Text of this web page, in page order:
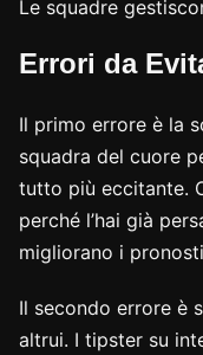
Le squadre
Errori da
Il primo errore è la
squadra del cuore
tutto più eccitante.
perché l’hai già
migliorano i
Il secondo errore è
altrui. I tipster su